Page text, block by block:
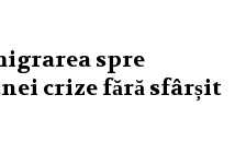
spre
crize fără sfârșit